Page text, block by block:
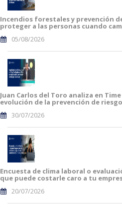
Incendios forestales y prevención
proteger a las personas cuando
05/08/2026
Juan Carlos del Toro analiza en
evolución de la prevención de
30/07/2026
Encuesta de clima laboral o
que puede costarle caro a tu
20/07/2026